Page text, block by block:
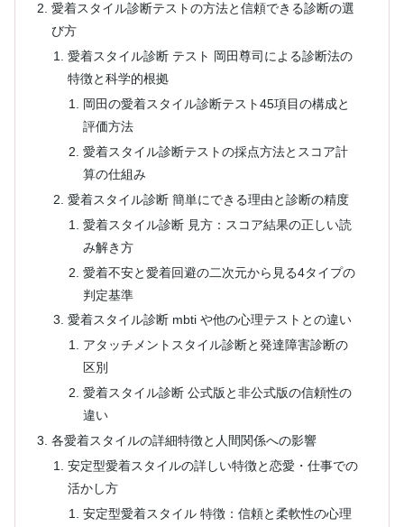
愛着スタイル診断テストの方法と信頼できる診断の選
び方
愛着スタイル診断 テスト 岡田尊司による診断法の
特徴と科学的根拠
岡田の愛着スタイル診断テスト45項目の構成と
評価方法
愛着スタイル診断テストの採点方法とスコア計
算の仕組み
愛着スタイル診断 簡単にできる理由と診断の精度
愛着スタイル診断 見方：スコア結果の正しい読
み解き方
愛着不安と愛着回避の二次元から見る4タイプの
判定基準
愛着スタイル診断 mbti や他の心理テストとの違い
アタッチメントスタイル診断と発達障害診断の
区別
愛着スタイル診断 公式版と非公式版の信頼性の
違い
各愛着スタイルの詳細特徴と人間関係への影響
安定型愛着スタイルの詳しい特徴と恋愛・仕事での
活かし方
安定型愛着スタイル 特徴：信頼と柔軟性の心理